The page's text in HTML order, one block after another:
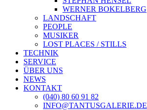
WERNER BOKELBERG
LANDSCHAFT
PEOPLE
MUSIKER
LOST PLACES / STILLS
TECHNIK
SERVICE
ÜBER UNS
NEWS
KONTAKT
(040) 80 60 91 82
INFO@TANTUSGALERIE.DE